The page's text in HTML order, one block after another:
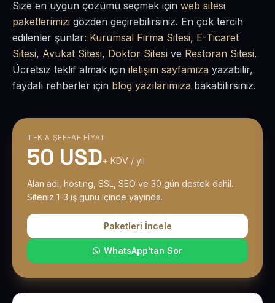
Size en uygun çözümü seçmek için web sitesi
paketlerimizi gözden geçirebilirsiniz. En çok tercih
edilenler şunlar: Kurumsal Firma Sitesi, E-Ticaret
Sitesi, Avukat Sitesi, Doktor Sitesi ve Restoran Sitesi.
Ücretsiz teklif almak için iletişim sayfamıza yazabilir,
faydalı rehberler için blog yazılarımıza bakabilirsiniz.
TEK & ŞEFFAF FIYAT
50 USD+ KDV / yıl
Alan adı, hosting, SSL, SEO ve 30 gün destek dahil.
Siteniz 1-3 iş günü içinde yayında.
Paketleri İncele
WhatsApp'tan Sor